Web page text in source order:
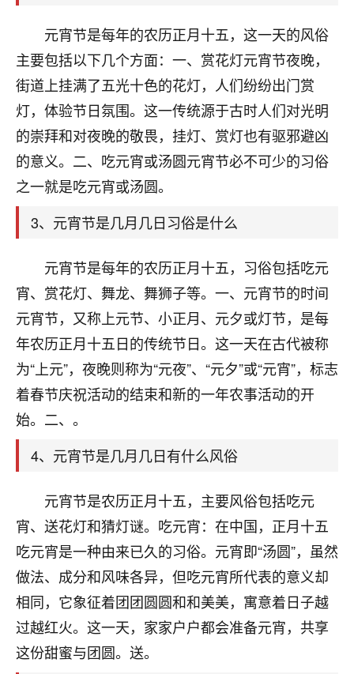
元宵节是每年的农历正月十五，这一天的风俗
主要包括以下几个方面：一、赏花灯元宵节夜晚，
街道上挂满了五光十色的花灯，人们纷纷出门赏
灯，体验节日氛围。这一传统源于古时人们对光明
的崇拜和对夜晚的敬畏，挂灯、赏灯也有驱邪避凶
的意义。二、吃元宵或汤圆元宵节必不可少的习俗
之一就是吃元宵或汤圆。
3、元宵节是几月几日习俗是什么
元宵节是每年的农历正月十五，习俗包括吃元
宵、赏花灯、舞龙、舞狮子等。一、元宵节的时间
元宵节，又称上元节、小正月、元夕或灯节，是每
年农历正月十五日的传统节日。这一天在古代被称
为“上元”，夜晚则称为“元夜”、“元夕”或“元宵”，标志
着春节庆祝活动的结束和新的一年农事活动的开
始。二、。
4、元宵节是几月几日有什么风俗
元宵节是农历正月十五，主要风俗包括吃元
宵、送花灯和猜灯谜。吃元宵：在中国，正月十五
吃元宵是一种由来已久的习俗。元宵即“汤圆”，虽然
做法、成分和风味各异，但吃元宵所代表的意义却
相同，它象征着团团圆圆和和美美，寓意着日子越
过越红火。这一天，家家户户都会准备元宵，共享
这份甜蜜与团圆。送。
卦，认识老师3年了，都是缘分啊！
17分钟前 来自湖北 19
心若莲花
我是做餐饮的，这两年，生意屡屡受挫，店开一家关
一家，要么生意不好，生意好的就出事。前些年攒的
家底快败光了，真是倒霉！我也想找人看看到底怎么
啊！
是我从找店开始都是找慧来老师跟进的，选
址、风水、还有开业日子，哪哪都看了，虽然
大环境不好，但是我家生意还可以，前几天又
刚找老师做了补财库，希望财运更好一点！
2小时前 来自海南 18
梦醒时分
我女儿高二叛逆，大半年不上学，一说她就要死要活
师，一开始我是病急乱投医，这半年来，法事一个个
大学，只要能安安稳稳的把书读了，身体心理都健健
康康的我就很知足了！
鹿森：可怜天下父母心啊！
3小时前 来自河北 16
我是公司人事调整，有升迁机会，但同时竞争的我们
三个，找老师的时候是抱着侥幸心理，没想到老师看